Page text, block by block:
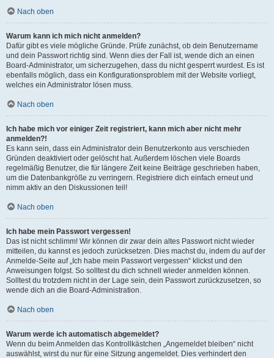
Nach oben
Warum kann ich mich nicht anmelden?
Dafür gibt es viele mögliche Gründe. Prüfe zunächst, ob dein Benutzername
und dein Passwort richtig sind. Wenn dies der Fall ist, wende dich an einen
Board-Administrator, um sicherzugehen, dass du nicht gesperrt wurdest. Es ist
ebenfalls möglich, dass ein Konfigurationsproblem mit der Website vorliegt,
welches ein Administrator lösen muss.
Nach oben
Ich habe mich vor einiger Zeit registriert, kann mich aber nicht mehr
anmelden?!
Es kann sein, dass ein Administrator dein Benutzerkonto aus verschieden
Gründen deaktiviert oder gelöscht hat. Außerdem löschen viele Boards
regelmäßig Benutzer, die für längere Zeit keine Beiträge geschrieben haben,
um die Datenbankgröße zu verringern. Registriere dich einfach erneut und
nimm aktiv an den Diskussionen teil!
Nach oben
Ich habe mein Passwort vergessen!
Das ist nicht schlimm! Wir können dir zwar dein altes Passwort nicht wieder
mitteilen, du kannst es jedoch zurücksetzen. Dies machst du, indem du auf der
Anmelde-Seite auf „Ich habe mein Passwort vergessen“ klickst und den
Anweisungen folgst. So solltest du dich schnell wieder anmelden können.
Solltest du trotzdem nicht in der Lage sein, dein Passwort zurückzusetzen, so
wende dich an die Board-Administration.
Nach oben
Warum werde ich automatisch abgemeldet?
Wenn du beim Anmelden das Kontrollkästchen „Angemeldet bleiben“ nicht
auswählst, wirst du nur für eine Sitzung angemeldet. Dies verhindert den